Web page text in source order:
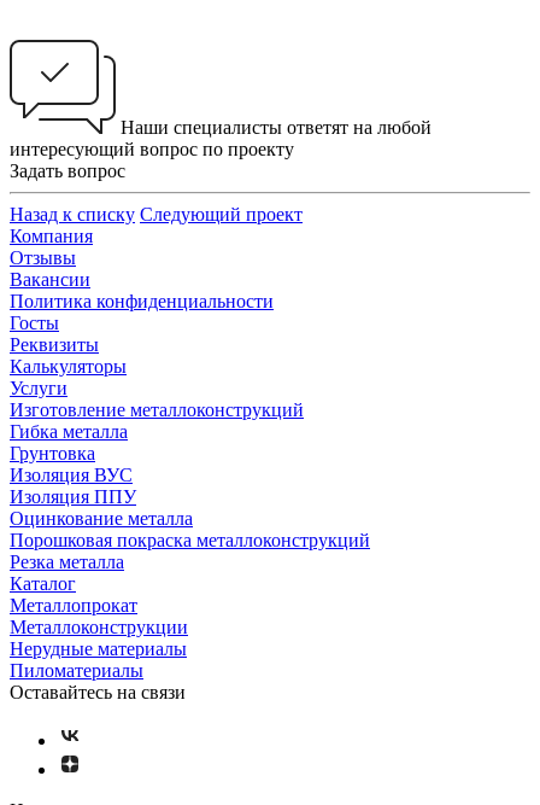
Наши специалисты ответят на любой
интересующий вопрос по проекту
Задать вопрос
Назад к списку Следующий проект
Компания
Отзывы
Вакансии
Политика конфиденциальности
Госты
Реквизиты
Калькуляторы
Услуги
Изготовление металлоконструкций
Гибка металла
Грунтовка
Изоляция ВУС
Изоляция ППУ
Оцинкование металла
Порошковая покраска металлоконструкций
Резка металла
Каталог
Металлопрокат
Металлоконструкции
Нерудные материалы
Пиломатериалы
Оставайтесь на связи